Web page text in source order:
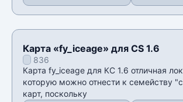
Карта «fy_iceage» для CS 1.6
836
Карта fy_iceage для КС 1.6 отличная
которую можно отнести к семейству
карт, поскольку